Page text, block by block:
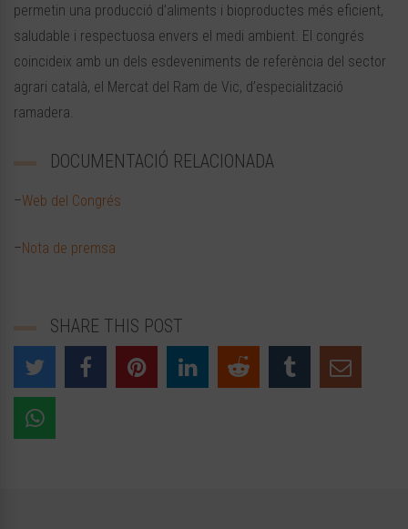
permetin una producció d’aliments i bioproductes més eficient,
saludable i respectuosa envers el medi ambient. El congrés
coincideix amb un dels esdeveniments de referència del sector
agrari català, el Mercat del Ram de Vic, d’especialització
ramadera.
DOCUMENTACIÓ RELACIONADA
–Web del Congrés
–Nota de premsa
SHARE THIS POST